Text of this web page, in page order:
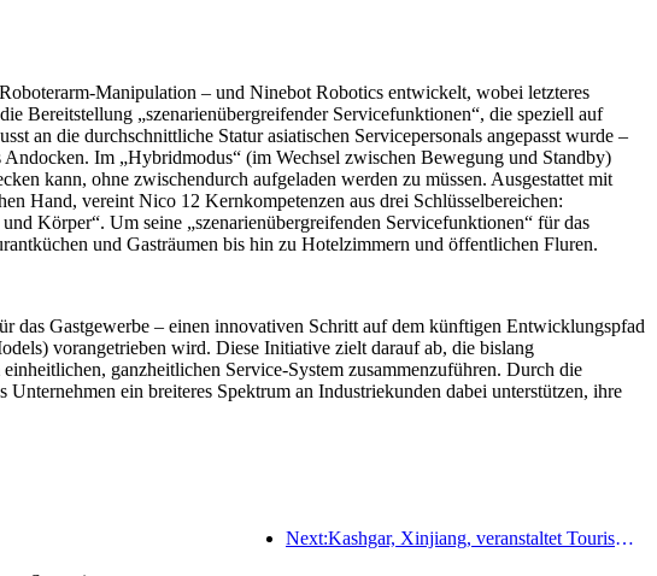
Manipulation – und Ninebot Robotics entwickelt, wobei letzteres
Bereitstellung „szenarienübergreifender Servicefunktionen“, die speziell auf
an die durchschnittliche Statur asiatischen Servicepersonals angepasst wurde –
Im „Hybridmodus“ (im Wechsel zwischen Bewegung und Standby)
kann, ohne zwischendurch aufgeladen werden zu müssen. Ausgestattet mit
Hand, vereint Nico 12 Kernkompetenzen aus drei Schlüsselbereichen:
Körper“. Um seine „szenarienübergreifenden Servicefunktionen“ für das
und Gasträumen bis hin zu Hotelzimmern und öffentlichen Fluren.
Gastgewerbe – einen innovativen Schritt auf dem künftigen Entwicklungspfad
vorangetrieben wird. Diese Initiative zielt darauf ab, die bislang
ganzheitlichen Service-System zusammenzuführen. Durch die
ein breiteres Spektrum an Industriekunden dabei unterstützen, ihre
Next:Kashgar, Xinjiang, veranstaltet Tourismus-Werbeevent zur Förderung des interethnischen Austauschs.